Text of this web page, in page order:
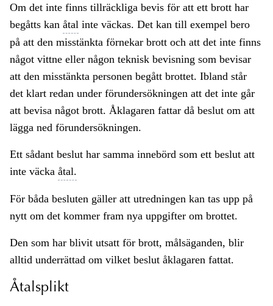
Om det inte finns tillräckliga bevis för att ett brott har
begåtts kan åtal inte väckas. Det kan till exempel bero
på att den misstänkta förnekar brott och att det inte finns
något vittne eller någon teknisk bevisning som bevisar
att den misstänkta personen begått brottet. Ibland står
det klart redan under förundersökningen att det inte går
att bevisa något brott. Åklagaren fattar då beslut om att
lägga ned förundersökningen.
Ett sådant beslut har samma innebörd som ett beslut att
inte väcka åtal.
För båda besluten gäller att utredningen kan tas upp på
nytt om det kommer fram nya uppgifter om brottet.
Den som har blivit utsatt för brott, målsäganden, blir
alltid underrättad om vilket beslut åklagaren fattat.
Åtalsplikt